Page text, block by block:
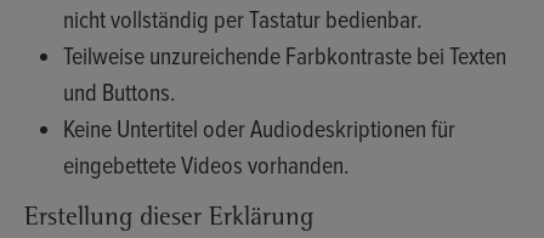
nicht vollständig per Tastatur bedienbar.
Teilweise unzureichende Farbkontraste bei Texten
und Buttons.
Keine Untertitel oder Audiodeskriptionen für
eingebettete Videos vorhanden.
Erstellung dieser Erklärung